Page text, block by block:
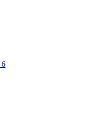
6